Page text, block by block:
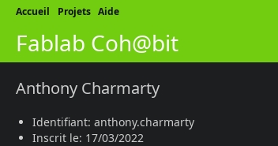
Accueil Projets Aide
Fablab Coh@bit
Anthony Charmarty
Identifiant: anthony.charmarty
Inscrit le: 17/03/2022